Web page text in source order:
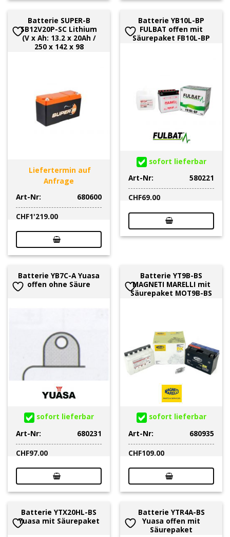
Batterie SUPER-B
SB12V20P-SC Lithium
(V x Ah: 13.2 x 20Ah /
250 x 142 x 98
Liefertermin auf
Anfrage
Art-Nr:
680600
CHF1'219.00
Batterie YB10L-BP
FULBAT offen mit
Säurepaket FB10L-BP
sofort lieferbar
Art-Nr:
580221
CHF69.00
Batterie YB7C-A Yuasa
offen ohne Säure
sofort lieferbar
Art-Nr:
680231
CHF97.00
Batterie YT9B-BS
MAGNETI MARELLI mit
Säurepaket MOT9B-BS
sofort lieferbar
Art-Nr:
680935
CHF109.00
Batterie YTX20HL-BS
Yuasa mit Säurepaket
Batterie YTR4A-BS
Yuasa offen mit
Säurepaket